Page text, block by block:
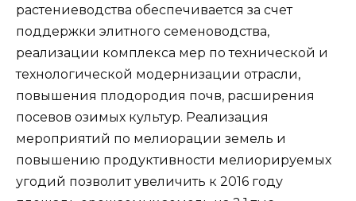
растениеводства обеспечивается за счет
поддержки элитного семеноводства,
реализации комплекса мер по технической и
технологической модернизации отрасли,
повышения плодородия почв, расширения
посевов озимых культур. Реализация
мероприятий по мелиорации земель и
повышению продуктивности мелиорируемых
угодий позволит увеличить к 2016 году